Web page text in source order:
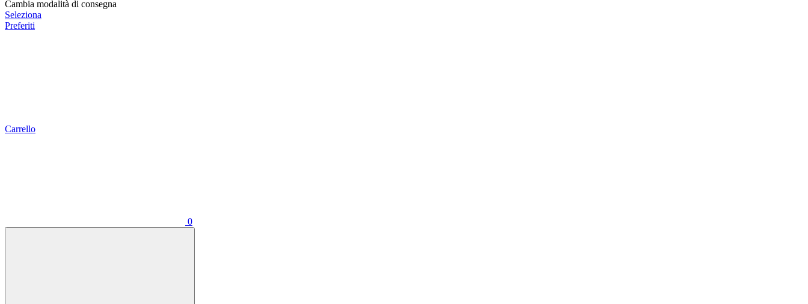
Cambia modalità di consegna
Seleziona
Preferiti
Carrello
0